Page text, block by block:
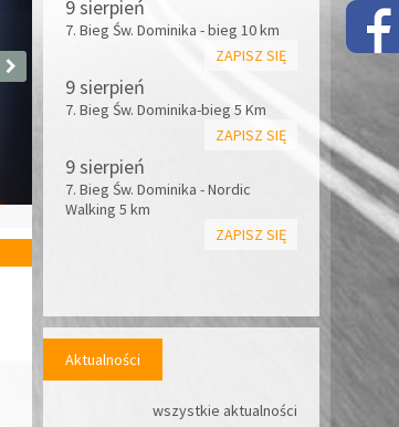
9 sierpień
7. Bieg Św. Dominika - bieg 10 km
ZAPISZ SIĘ
9 sierpień
7. Bieg Św. Dominika-bieg 5 Km
ZAPISZ SIĘ
9 sierpień
7. Bieg Św. Dominika - Nordic
Walking 5 km
ZAPISZ SIĘ
Aktualności
wszystkie aktualności